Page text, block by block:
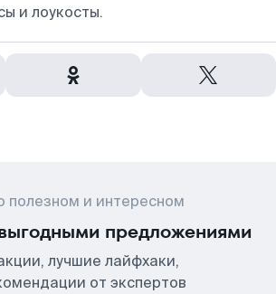
и лоукосты.
полезном и интересном
предложениями
лучшие лайфхаки,
от экспертов